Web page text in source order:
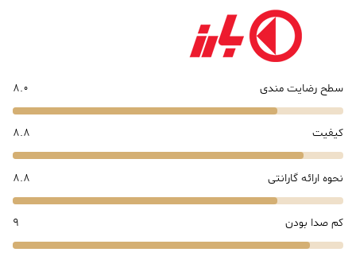
سطح رضایت مندی 8.0
کیفیت 8.8
نحوه ارائه گارانتی 8.8
کم صدا بودن 9